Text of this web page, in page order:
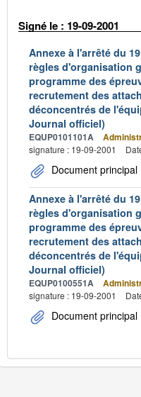
Signé le : 19-09-2001
Annexe à l'arrêté du
règles d'organisation
programme des
recrutement des
déconcentrés de
Journal officiel)
EQUP0101101A
signature : 19-09-2001
Document principal
Annexe à l'arrêté du
règles d'organisation
programme des
recrutement des
déconcentrés de
Journal officiel)
EQUP0100551A
signature : 19-09-2001
Document principal